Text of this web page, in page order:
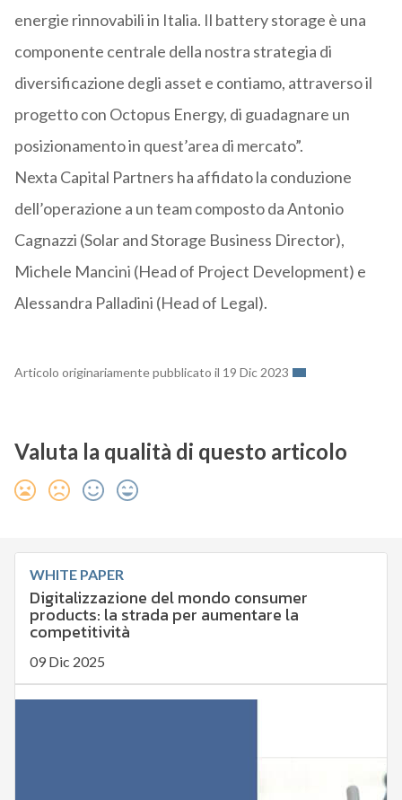
energie rinnovabili in Italia. Il battery storage è una
componente centrale della nostra strategia di
diversificazione degli asset e contiamo, attraverso il
progetto con Octopus Energy, di guadagnare un
posizionamento in quest’area di mercato”.
Nexta Capital Partners ha affidato la conduzione
dell’operazione a un team composto da Antonio
Cagnazzi (Solar and Storage Business Director),
Michele Mancini (Head of Project Development) e
Alessandra Palladini (Head of Legal).
Articolo originariamente pubblicato il 19 Dic 2023
Valuta la qualità di questo articolo
WHITE PAPER
Digitalizzazione del mondo consumer
products: la strada per aumentare la
competitività
09 Dic 2025